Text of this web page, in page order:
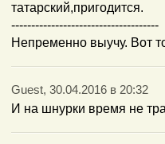
татарский,пригодится.
-------------------------------------
Непременно выучу. Вот
Guest, 30.04.2016 в 20:32
И на шнурки время не